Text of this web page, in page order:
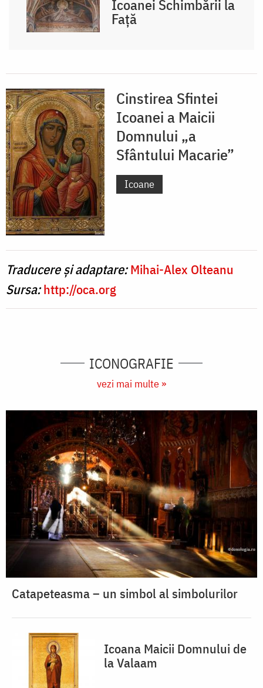
Icoanei Schimbării la
Față
Cinstirea Sfintei
Icoanei a Maicii
Domnului „a
Sfântului Macarie”
Icoane
Traducere și adaptare:Mihai-Alex Olteanu
Sursa:http://oca.org
ICONOGRAFIE
vezi mai multe »
Catapeteasma – un simbol al simbolurilor
Icoana Maicii Domnului de
la Valaam